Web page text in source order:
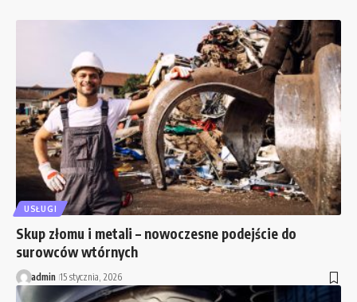
USŁUGI
Skup złomu i metali – nowoczesne podejście do
surowców wtórnych
admin 15 stycznia, 2026